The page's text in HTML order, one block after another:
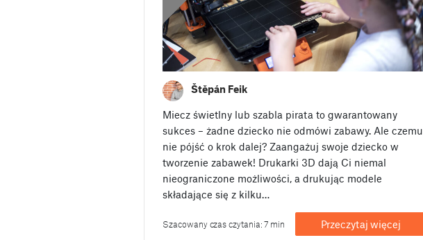
Štěpán Feik
Miecz świetlny lub szabla pirata to gwarantowany
sukces – żadne dziecko nie odmówi zabawy. Ale czemu
nie pójść o krok dalej? Zaangażuj swoje dziecko w
tworzenie zabawek! Drukarki 3D dają Ci niemal
nieograniczone możliwości, a drukując modele
składające się z kilku…
Szacowany czas czytania: 7 min Przeczytaj więcej